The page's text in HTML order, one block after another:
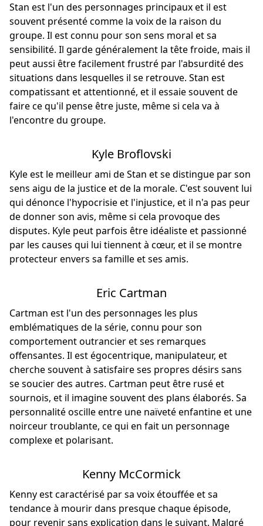
Stan est l'un des personnages principaux et il est
souvent présenté comme la voix de la raison du
groupe. Il est connu pour son sens moral et sa
sensibilité. Il garde généralement la tête froide, mais il
peut aussi être facilement frustré par l'absurdité des
situations dans lesquelles il se retrouve. Stan est
compatissant et attentionné, et il essaie souvent de
faire ce qu'il pense être juste, même si cela va à
l'encontre du groupe.
Kyle Broflovski
Kyle est le meilleur ami de Stan et se distingue par son
sens aigu de la justice et de la morale. C'est souvent lui
qui dénonce l'hypocrisie et l'injustice, et il n'a pas peur
de donner son avis, même si cela provoque des
disputes. Kyle peut parfois être idéaliste et passionné
par les causes qui lui tiennent à cœur, et il se montre
protecteur envers sa famille et ses amis.
Eric Cartman
Cartman est l'un des personnages les plus
emblématiques de la série, connu pour son
comportement outrancieret ses remarques
offensantes. Il est égocentrique, manipulateur, et
cherche souvent à satisfaire ses propres désirs sans
se soucier des autres. Cartman peut être rusé et
sournois, et il imagine souvent des plans élaborés. Sa
personnalité oscille entre une naïveté enfantine et une
noirceur troublante, ce qui en fait un personnage
complexe et polarisant.
Kenny McCormick
Kenny est caractérisé par sa voix étouffée et sa
tendance à mourir dans presque chaque épisode,
pour revenir sans explication dans le suivant. Malgré